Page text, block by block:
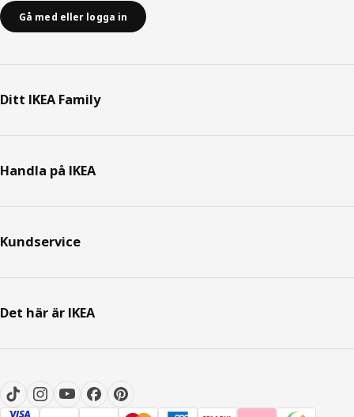
Gå med eller logga in
Ditt IKEA Family
Handla på IKEA
Kundservice
Det här är IKEA